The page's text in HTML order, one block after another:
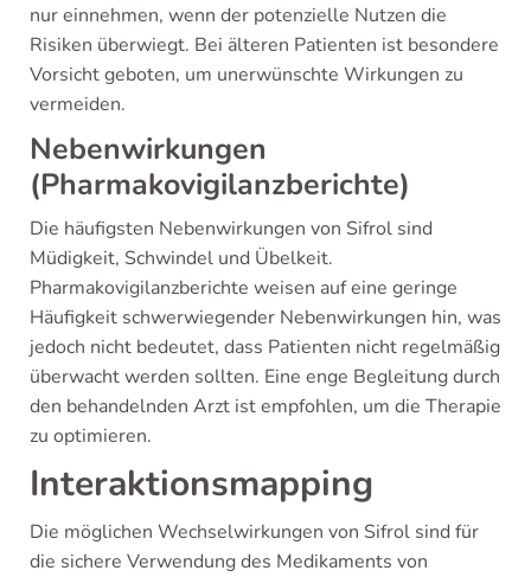
nur einnehmen, wenn der potenzielle Nutzen die
Risiken überwiegt. Bei älteren Patienten ist besondere
Vorsicht geboten, um unerwünschte Wirkungen zu
vermeiden.
Nebenwirkungen
(Pharmakovigilanzberichte)
Die häufigsten Nebenwirkungen von Sifrol sind
Müdigkeit, Schwindel und Übelkeit.
Pharmakovigilanzberichte weisen auf eine geringe
Häufigkeit schwerwiegender Nebenwirkungen hin, was
jedoch nicht bedeutet, dass Patienten nicht regelmäßig
überwacht werden sollten. Eine enge Begleitung durch
den behandelnden Arzt ist empfohlen, um die Therapie
zu optimieren.
Interaktionsmapping
Die möglichen Wechselwirkungen von Sifrol sind für
die sichere Verwendung des Medikaments von